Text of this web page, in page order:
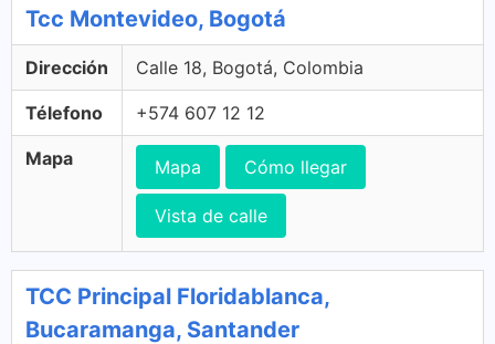
Tcc Montevideo, Bogotá
Dirección Calle 18, Bogotá, Colombia
Télefono +574 607 12 12
Mapa Mapa Cómo llegar
Vista de calle
TCC Principal Floridablanca,
Bucaramanga, Santander